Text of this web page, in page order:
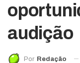
audição
Por Redação